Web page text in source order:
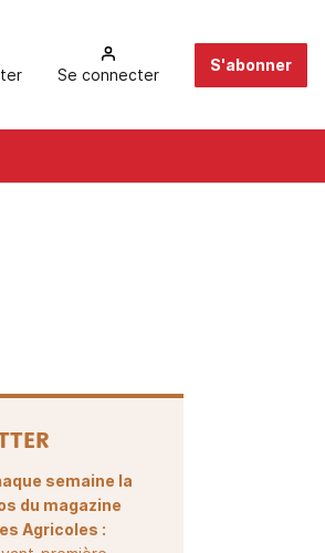
Se connecter
S'abonner
semaine la
du magazine
Agricoles :